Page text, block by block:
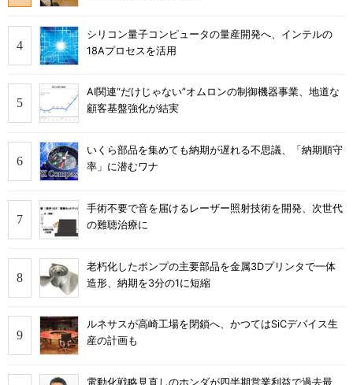
シリコン量子コンピュータの量産開発へ、インテルの
18Aプロセスを活用
AI関連“だけじゃない”オムロンの制御機器事業、地道な
顧客基盤強化が結実
いくら部品を集めても納期が遅れる不思議、「納期順守
率」に潜むワナ
手術不要で音を届けるレーザー照射技術を開発、次世代
の難聴治療に
老朽化したポンプの主要部品を金属3Dプリンタで一体
造形、納期を3分の1に短縮
ルネサスが高崎工場を閉鎖へ、かつてはSiCデバイス生
産の計画も
電動化戦略見直しのホンダが四半期営業利益で過去最